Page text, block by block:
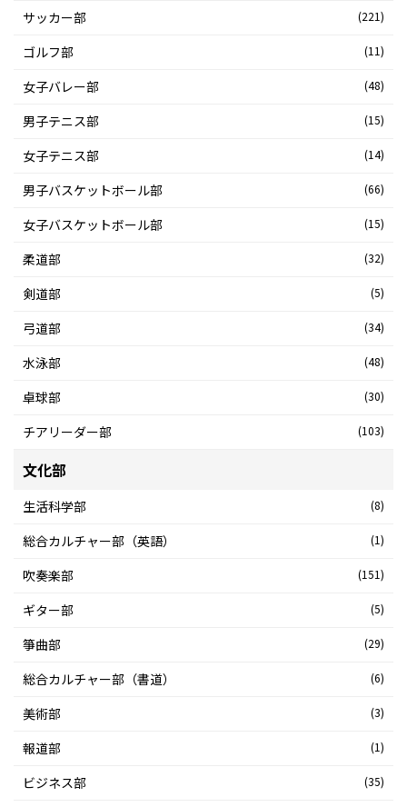
シ
ョ
ン
サッカー部 (221)
ゴルフ部 (11)
女子バレー部 (48)
男子テニス部 (15)
女子テニス部 (14)
男子バスケットボール部 (66)
女子バスケットボール部 (15)
柔道部 (32)
剣道部 (5)
弓道部 (34)
水泳部 (48)
卓球部 (30)
チアリーダー部 (103)
文化部
生活科学部 (8)
総合カルチャー部（英語） (1)
吹奏楽部 (151)
ギター部 (5)
箏曲部 (29)
総合カルチャー部（書道） (6)
美術部 (3)
報道部 (1)
ビジネス部 (35)